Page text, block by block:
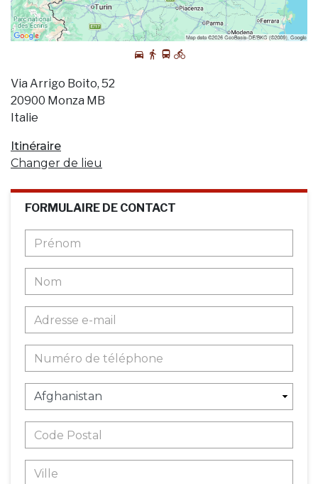
Via Arrigo Boito, 52
20900 Monza MB
Italie
Itinéraire
Changer de lieu
FORMULAIRE DE CONTACT